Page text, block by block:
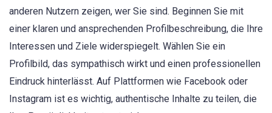
anderen Nutzern zeigen, wer Sie sind. Beginnen Sie mit
einer klaren und ansprechenden Profilbeschreibung, die Ihre
Interessen und Ziele widerspiegelt. Wählen Sie ein
Profilbild, das sympathisch wirkt und einen professionellen
Eindruck hinterlässt. Auf Plattformen wie Facebook oder
Instagram ist es wichtig, authentische Inhalte zu teilen, die